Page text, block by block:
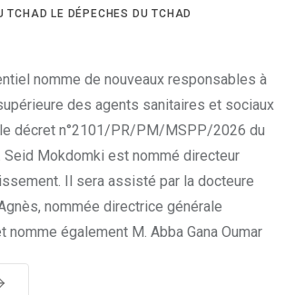
TCHAD LE DÉPECHES DU TCHAD
nomme de nouveaux responsables à
des agents sanitaires et sociaux
le décret n°2101/PR/PM/MSPP/2026 du
Seid Mokdomki est nommé directeur
Il sera assisté par la docteure
nommée directrice générale
nomme également M. Abba Gana Oumar